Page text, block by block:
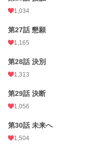
1,034
第27話 懇願
1,165
第28話 決別
1,313
第29話 決断
1,056
第30話 未来へ
1,504